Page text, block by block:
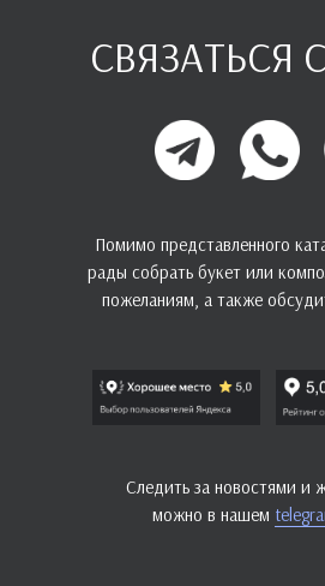
СВЯЗАТЬСЯ
Помимо представленного
рады собрать букет или
пожеланиям, а также
Следить за новостями и
можно в нашем